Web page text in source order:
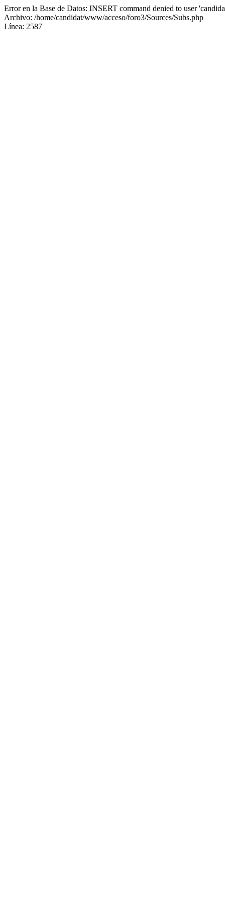
Error en la Base de Datos: INSERT command denied to user
Archivo: /home/candidat/www/acceso/foro3/Sources/Subs.php
Línea: 2587